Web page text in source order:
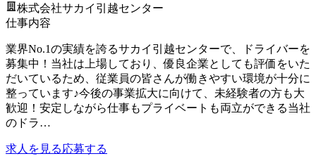
株式会社サカイ引越センター
仕事内容
業界No.1の実績を誇るサカイ引越センターで、ドライバーを
募集中！当社は上場しており、優良企業としても評価をいた
だいているため、従業員の皆さんが働きやすい環境が十分に
整っています♪今後の事業拡大に向けて、未経験者の方も大
歓迎！安定しながら仕事もプライベートも両立ができる当社
のドラ…
求人を見る応募する